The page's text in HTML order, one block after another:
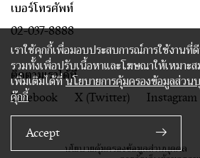
เราใช้คุกกี้เพื่อมอบประสบการณ์การใช้งานที่
รวมทั้งเพื่อปรับเนื้อหาและโฆษณาให้เหมาะ
เพิ่มเติมได้ที่นโยบายการคุ้มครองข้อมูลส่วน
คุ๊กกี้
Accept
เบอร์โทรศัพท์
02-037-8888
ติดตามเราได้ที่
Facebook X (Twitter) Instagram
นโยบายคุ้มครองข้อมูลส่วนบุคคล